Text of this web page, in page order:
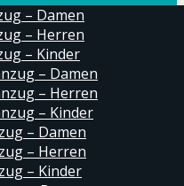
– Damen
– Herren
– Kinder
– Damen
– Herren
– Kinder
– Damen
– Herren
– Kinder